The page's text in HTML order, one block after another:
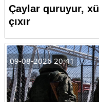
Çaylar quruyur,
çıxır
09-08-2026 20:41